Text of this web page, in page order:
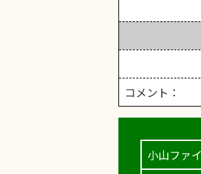
コメント：
小山ファ